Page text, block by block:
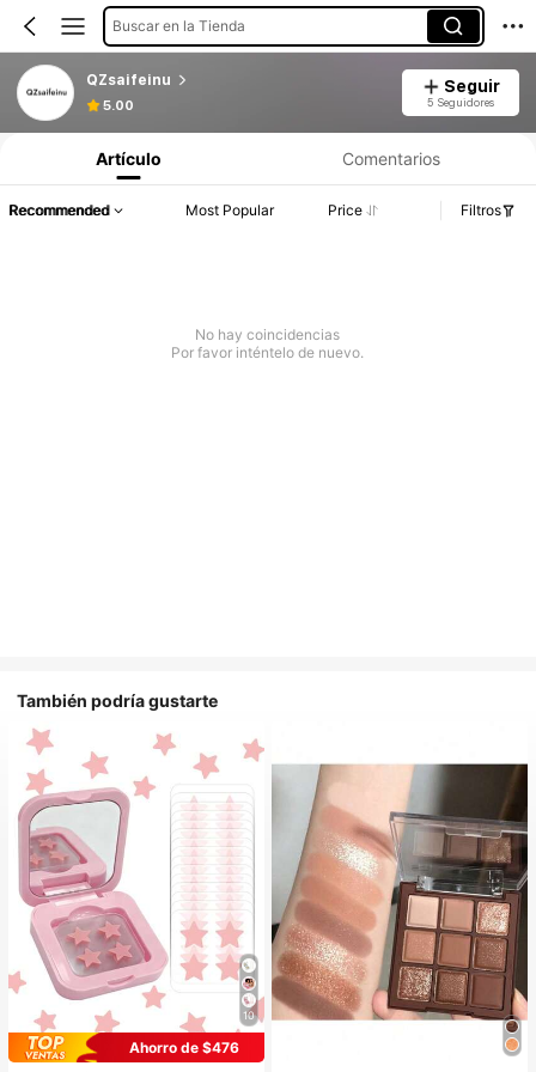
Buscar en la Tienda
QZsaifeinu
5.00
Seguir
5 Seguidores
Artículo Comentarios
Recommended Most Popular Price Filtros
No hay coincidencias
Por favor inténtelo de nuevo.
También podría gustarte
10
Ahorro de $476